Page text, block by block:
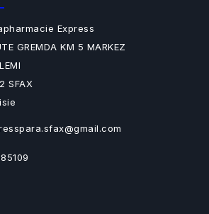
Express
GREMDA KM 5 MARKEZ
SFAX